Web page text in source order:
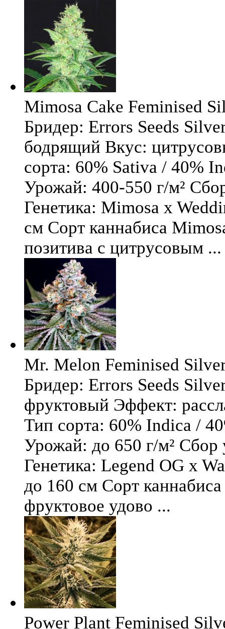
Mimosa Cake Feminised
Бридер: Errors Seeds
бодрящий Вкус:
сорта: 60% Sativa / 40%
Урожай: 400-550 г/м²
Генетика: Mimosa x
см Сорт каннабиса
позитива с цитрусовым ...
Mr. Melon Feminised
Бридер: Errors Seeds
фруктовый Эффект:
Тип сорта: 60% Indica /
Урожай: до 650 г/м² Сбор
Генетика: Legend OG x
до 160 см Сорт
фруктовое удово ...
Power Plant Feminised